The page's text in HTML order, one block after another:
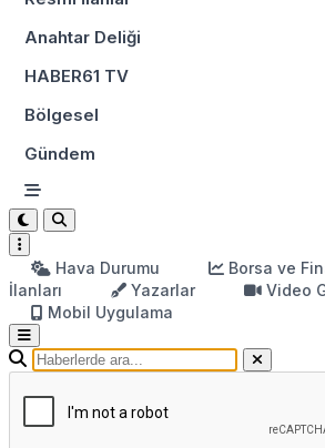
Anahtar Deliği
HABER61 TV
Bölgesel
Gündem
Hava Durumu Borsa ve
İlanları
Yazarlar Video
Mobil Uygulama